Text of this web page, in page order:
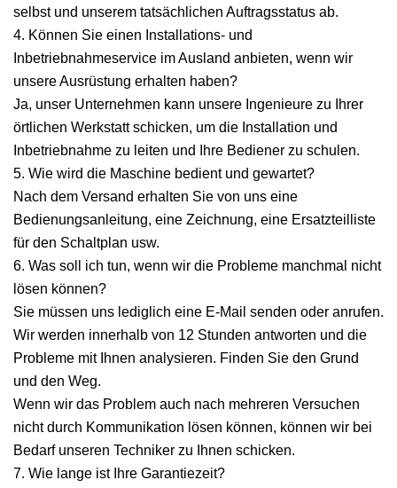
selbst und unserem tatsächlichen Auftragsstatus ab.
4. Können Sie einen Installations- und
Inbetriebnahmeservice im Ausland anbieten, wenn wir
unsere Ausrüstung erhalten haben?
Ja, unser Unternehmen kann unsere Ingenieure zu Ihrer
örtlichen Werkstatt schicken, um die Installation und
Inbetriebnahme zu leiten und Ihre Bediener zu schulen.
5. Wie wird die Maschine bedient und gewartet?
Nach dem Versand erhalten Sie von uns eine
Bedienungsanleitung, eine Zeichnung, eine Ersatzteilliste
für den Schaltplan usw.
6. Was soll ich tun, wenn wir die Probleme manchmal nicht
lösen können?
Sie müssen uns lediglich eine E-Mail senden oder anrufen.
Wir werden innerhalb von 12 Stunden antworten und die
Probleme mit Ihnen analysieren. Finden Sie den Grund
und den Weg.
Wenn wir das Problem auch nach mehreren Versuchen
nicht durch Kommunikation lösen können, können wir bei
Bedarf unseren Techniker zu Ihnen schicken.
7. Wie lange ist Ihre Garantiezeit?